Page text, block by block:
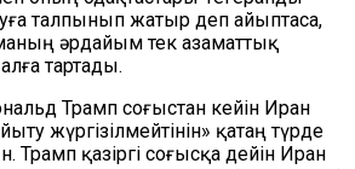
талпынып жатыр деп айыптаса,
әрдайым тек азаматтық
тартады.
Трамп соғыстан кейін Иран
жүргізілмейтінін» қатаң түрде
Трамп қазіргі соғысқа дейін Иран